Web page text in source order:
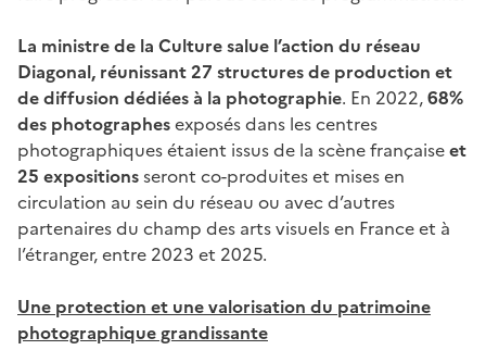
La ministre de la Culture salue l’action du réseau
Diagonal, réunissant 27 structures de production et
de diffusion dédiées à la photographie. En 2022,68%
des photographesexposés dans les centres
photographiques étaient issus de la scène françaiseet
25 expositionsseront co-produites et mises en
circulation au sein du réseau ou avec d’autres
partenaires du champ des arts visuels en France et à
l’étranger, entre 2023 et 2025.
Une protection et une valorisation du patrimoine
photographique grandissante